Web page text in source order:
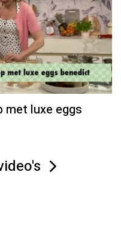
met luxe eggs